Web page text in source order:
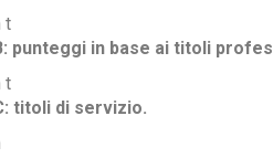
t
punteggi in base ai titoli
t
titoli di servizio.